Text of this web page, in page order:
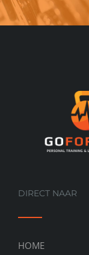
DIRECT NAAR
HOME